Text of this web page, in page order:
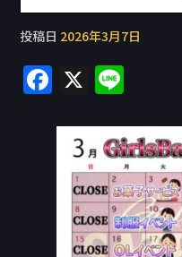
投稿日 2026年3月7日
F
c
X
e